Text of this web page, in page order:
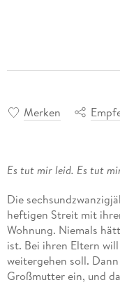
Merken
Es tut mir leid. Es tut
Die
heftigen Streit mit
Wohnung. Niemals
ist. Bei ihren Eltern
weitergehen soll.
Großmutter ein, und